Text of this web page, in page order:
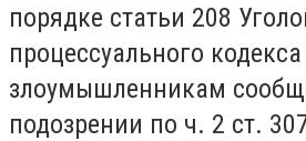
порядке статьи 208
процессуального
злоумышленникам
подозрении по ч. 2 ст.